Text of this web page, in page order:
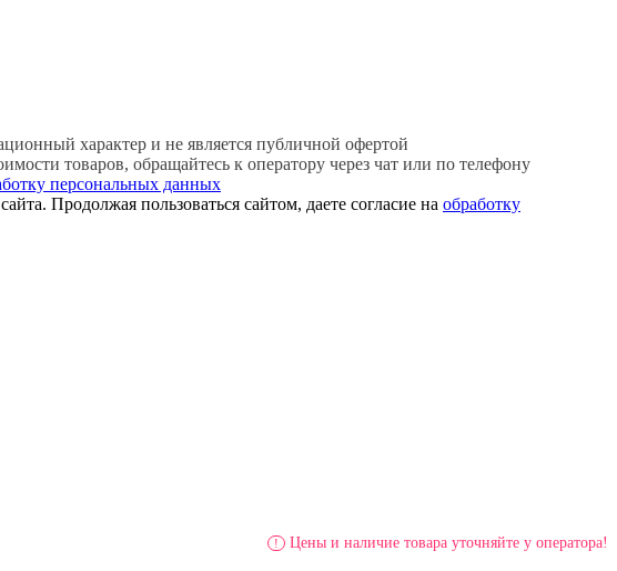
! Цены и наличие товара уточняйте у оператора!
характер и не является публичной офертой
товаров, обращайтесь к оператору через чат или по телефону
персональных данных
Продолжая пользоваться сайтом, даете согласие на обработку